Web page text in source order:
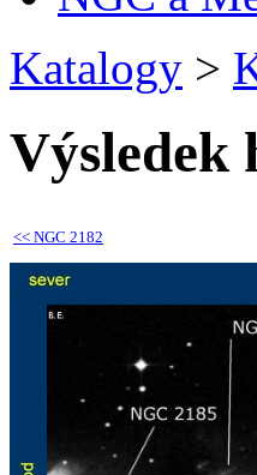
Katalogy >
Výsledek
<< NGC 2182